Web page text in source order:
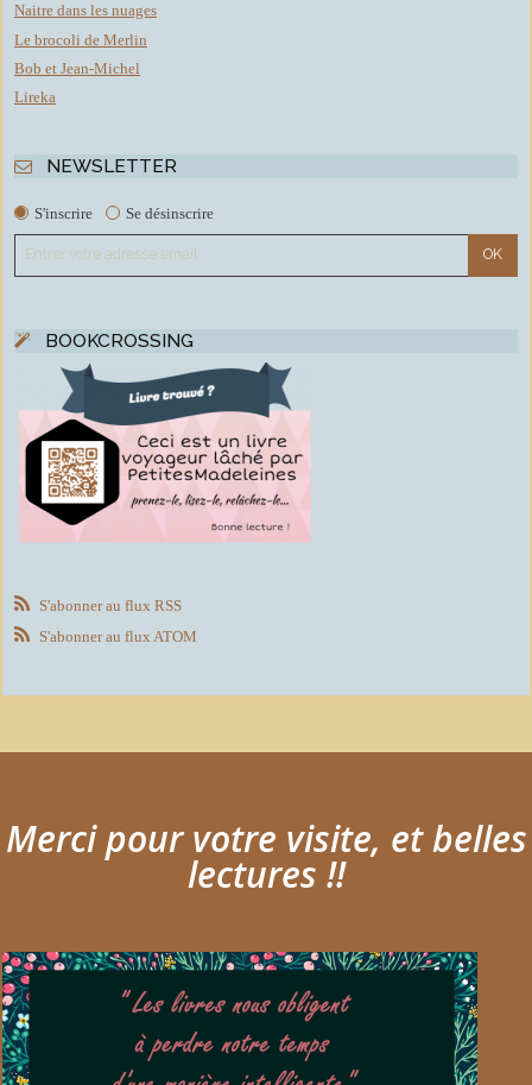
Naitre dans les nuages
Le brocoli de Merlin
Bob et Jean-Michel
Lireka
NEWSLETTER
S'inscrire Se désinscrire
BOOKCROSSING
S'abonner au flux RSS
S'abonner au flux ATOM
Merci pour votre visite, et belles
lectures !!